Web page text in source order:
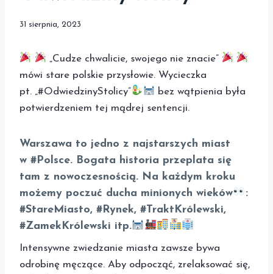
31 sierpnia, 2023
„Cudze chwalicie, swojego nie znacie”
mówi stare polskie przysłowie. Wycieczka
pt. „#OdwiedzinyStolicy”
bez wątpienia była
potwierdzeniem tej mądrej sentencji.
Warszawa to jedno z najstarszych miast
w #Polsce. Bogata historia przeplata się
tam z nowoczesnością. Na każdym kroku
możemy poczuć ducha minionych wieków
:
#StareMiasto, #Rynek, #TraktKrólewski,
#ZamekKrólewski itp.
Intensywne zwiedzanie miasta zawsze bywa
odrobinę męczące. Aby odpocząć, zrelaksować się,